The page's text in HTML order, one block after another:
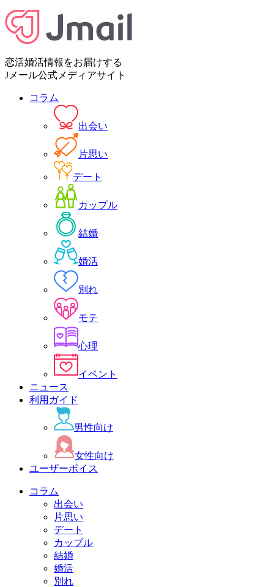
恋活婚活情報をお届けする
Jメール公式メディアサイト
コラム
出会い
片思い
デート
カップル
結婚
婚活
別れ
モテ
心理
イベント
ニュース
利用ガイド
男性向け
女性向け
ユーザーボイス
コラム
出会い
片思い
デート
カップル
結婚
婚活
別れ